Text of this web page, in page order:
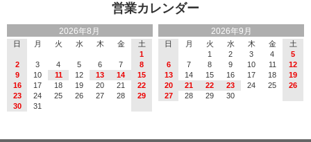
営業カレンダー
2026年8月
日 月 火 水 木 金
土
1
2
3 4 5 6 7
8
9
10 11 12 13 14
15
16
17 18 19 20 21
22
23
24 25 26 27 28
29
30
31
2026年9月
日 月 火 水 木 金
土
1
2 3 4
5
6
7 8 9 10 11
12
13
14 15 16 17 18
19
20
21 22 23 24 25
26
27
28 29 30